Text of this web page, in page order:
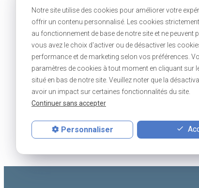
MJLS
56890 MEUCON
Notre site utilise des cookies pour améliorer votre
offrir un contenu personnalisé. Les cookies
au fonctionnement de base de notre site et ne peuvent
vous avez le choix d'activer ou de désactiver les
performance et de marketing selon vos préférences.
paramètres de cookies à tout moment en cliquant sur
situé en bas de notre site. Veuillez noter que la
avoir un impact sur certaines fonctionnalités du site.
Continuer sans accepter
Personnaliser